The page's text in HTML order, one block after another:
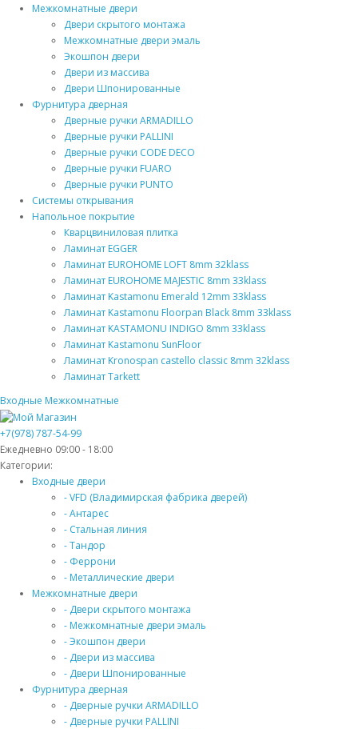
Межкомнатные двери
Двери скрытого монтажа
Межкомнатные двери эмаль
Экошпон двери
Двери из массива
Двери Шпонированные
Фурнитура дверная
Дверные ручки ARMADILLO
Дверные ручки PALLINI
Дверные ручки CODE DECO
Дверные ручки FUARO
Дверные ручки PUNTO
Системы открывания
Напольное покрытие
Кварцвиниловая плитка
Ламинат EGGER
Ламинат EUROHOME LOFT 8mm 32klass
Ламинат EUROHOME MAJESTIC 8mm 33klass
Ламинат Kastamonu Emerald 12mm 33klass
Ламинат Kastamonu Floorpan Black 8mm 33klass
Ламинат KASTAMONU INDIGO 8mm 33klass
Ламинат Kastamonu SunFloor
Ламинат Kronospan castello classic 8mm 32klass
Ламинат Tarkett
Входные Межкомнатные
+7(978) 787-54-99
Ежедневно 09:00 - 18:00
Категории:
Входные двери
- VFD (Владимирская фабрика дверей)
- Антарес
- Стальная линия
- Тандор
- Феррони
- Металлические двери
Межкомнатные двери
- Двери скрытого монтажа
- Межкомнатные двери эмаль
- Экошпон двери
- Двери из массива
- Двери Шпонированные
Фурнитура дверная
- Дверные ручки ARMADILLO
- Дверные ручки PALLINI